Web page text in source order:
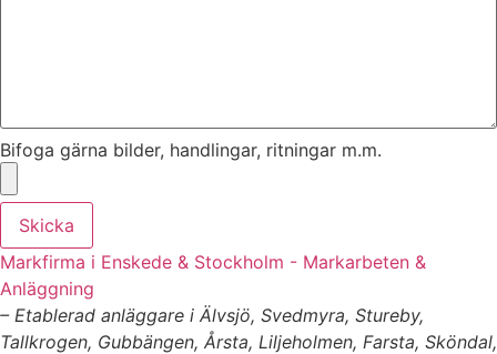
Bifoga gärna bilder, handlingar, ritningar m.m.
Skicka
Markfirma i Enskede & Stockholm - Markarbeten &
Anläggning
– Etablerad anläggare i Älvsjö, Svedmyra, Stureby,
Tallkrogen, Gubbängen, Årsta, Liljeholmen, Farsta, Sköndal,